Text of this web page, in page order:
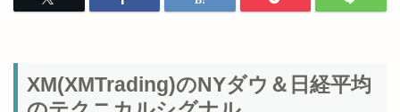
XM(XMTrading)のNYダウ＆日経平均